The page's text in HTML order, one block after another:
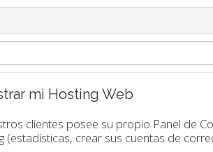
mi Hosting Web
clientes posee su propio Panel de
(estadísticas, crear sus cuentas de